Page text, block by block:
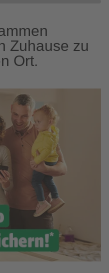
Zuhause zu
Ort.